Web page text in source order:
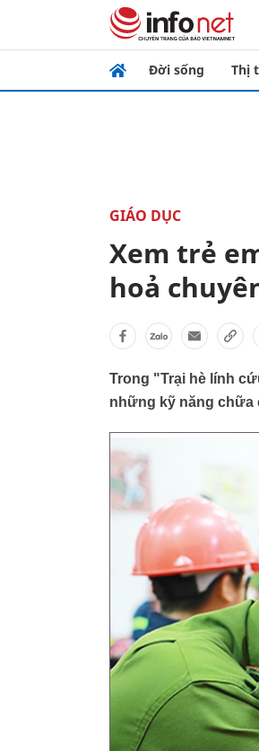
Đời sống Thị
GIÁO DỤC
Xem trẻ
hoả
Trong "Trại hè lính
những kỹ năng chữa